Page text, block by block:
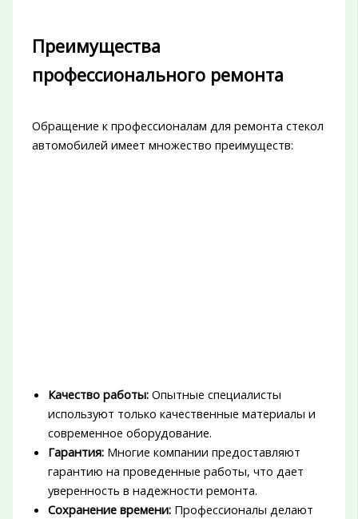
Преимущества
профессионального ремонта
Обращение к профессионалам для ремонта стекол
автомобилей имеет множество преимуществ:
Качество работы:Опытные специалисты
используют только качественные материалы и
современное оборудование.
Гарантия:Многие компании предоставляют
гарантию на проведенные работы, что дает
уверенность в надежности ремонта.
Сохранение времени:Профессионалы делают